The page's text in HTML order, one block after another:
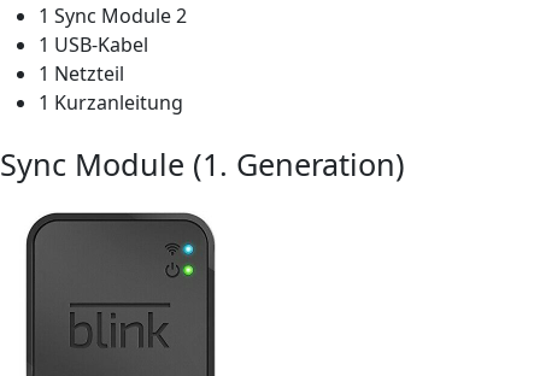
1 Sync Module 2
1 USB-Kabel
1 Netzteil
1 Kurzanleitung
Sync Module (1. Generation)